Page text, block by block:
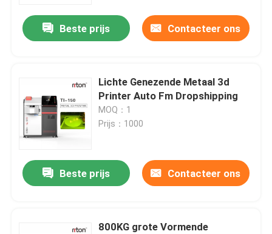
Beste prijs Contacteer ons
Lichte Genezende Metaal 3d
Printer Auto Fm Dropshipping
MOQ：1
Prijs：1000
Beste prijs Contacteer ons
800KG grote Vormende